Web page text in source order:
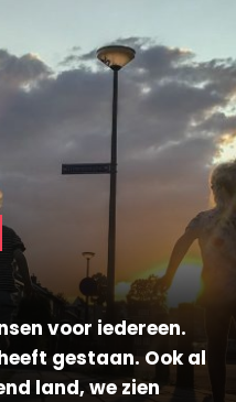
voor iedereen.
gestaan. Ook al
land, we zien